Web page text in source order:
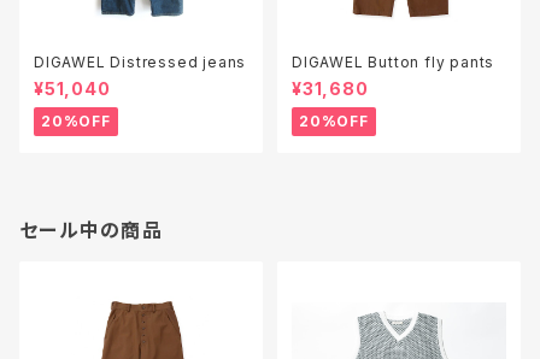
DIGAWEL Distressed jeans
¥51,040
20%OFF
DIGAWEL Button fly pants
¥31,680
20%OFF
セール中の商品